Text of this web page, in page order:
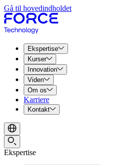
Gå til hovedindholdet
Ekspertise
Kurser
Innovation
Viden
Om os
Karriere
Kontakt
Ekspertise